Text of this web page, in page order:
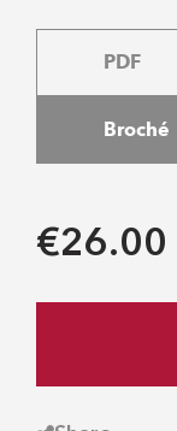
PDF
Broché
€26.00